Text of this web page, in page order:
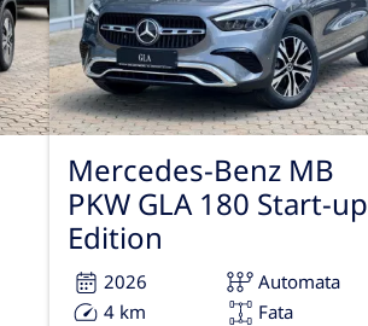
Mercedes-Benz MB
PKW GLA 180 Start-up
Edition
2026
Automata
4 km
Fata